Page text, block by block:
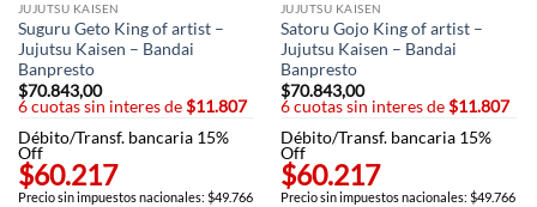
JUJUTSU KAISEN
Suguru Geto King of artist –
Jujutsu Kaisen – Bandai
Banpresto
$70.843,00
6 cuotas sin interes de$11.807
Débito/Transf. bancaria 15%
Off
$60.217
Precio sin impuestos nacionales: $49.766
JUJUTSU KAISEN
Satoru Gojo King of artist –
Jujutsu Kaisen – Bandai
Banpresto
$70.843,00
6 cuotas sin interes de$11.807
Débito/Transf. bancaria 15%
Off
$60.217
Precio sin impuestos nacionales: $49.766